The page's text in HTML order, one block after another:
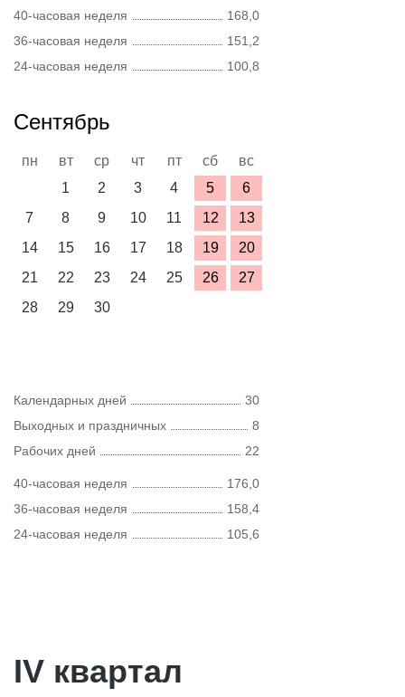
40-часовая неделя
168,0
36-часовая неделя
151,2
24-часовая неделя
100,8
Сентябрь
пн вт ср чт пт сб
вс
1
2 3 4 5
6
7
8 9 10 11 12
13
14
15 16 17 18 19
20
21
22 23 24 25 26
27
28
29 30
Календарных дней
30
Выходных и праздничных
8
Рабочих дней
22
40-часовая неделя
176,0
36-часовая неделя
158,4
24-часовая неделя
105,6
IV квартал